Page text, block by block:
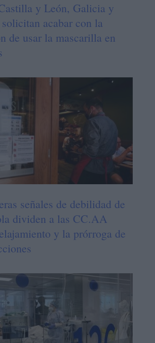
y León, Galicia y
acabar con la
de usar la mascarilla en
señales de debilidad de
dividen a las CC.AA
y la prórroga de